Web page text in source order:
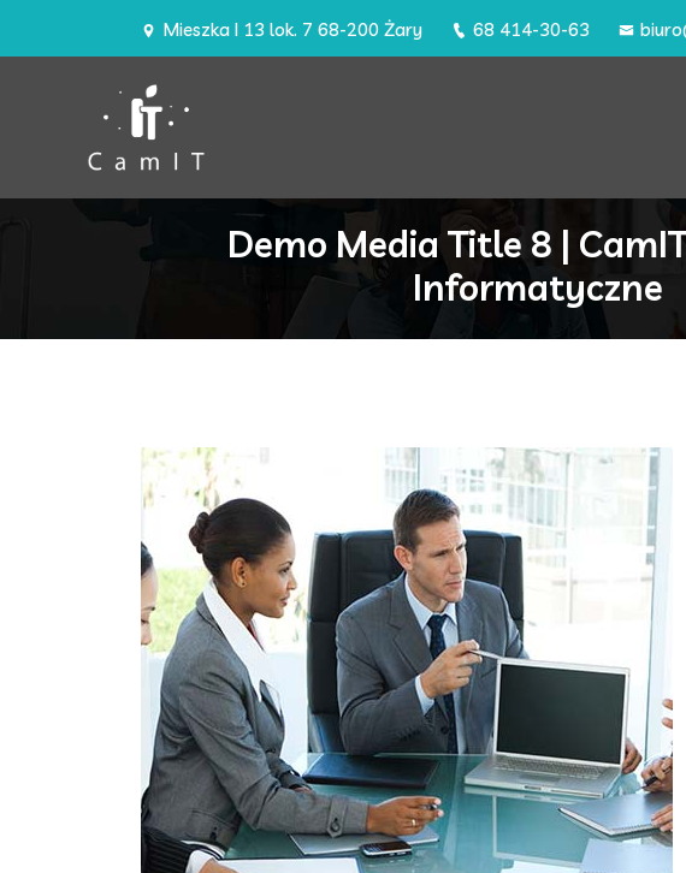
Mieszka I 13 lok. 7 68-200 Żary 68 414-30-63
Demo Media Title 8 |
Informatyczne